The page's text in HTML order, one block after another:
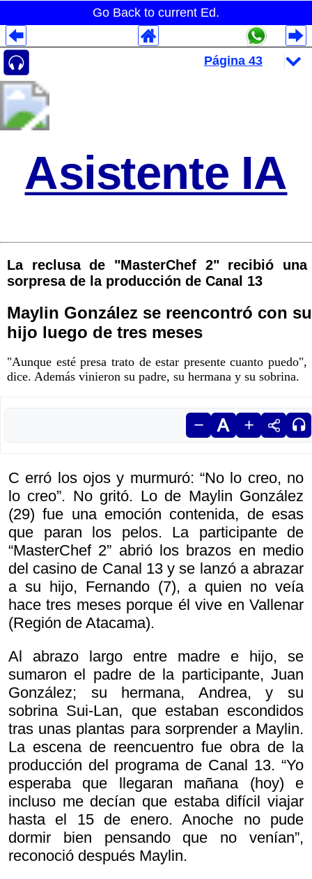
Go Back to current Ed.
Asistente IA
La reclusa de "MasterChef 2" recibió una
sorpresa de la producción de Canal 13
Maylin González se reencontró con su
hijo luego de tres meses
"Aunque esté presa trato de estar presente cuanto puedo",
dice. Además vinieron su padre, su hermana y su sobrina.
C erró los ojos y murmuró: “No lo creo, no
lo creo”. No gritó. Lo de Maylin González
(29) fue una emoción contenida, de esas
que paran los pelos. La participante de
“MasterChef 2” abrió los brazos en medio
del casino de Canal 13 y se lanzó a abrazar
a su hijo, Fernando (7), a quien no veía
hace tres meses porque él vive en Vallenar
(Región de Atacama).
Al abrazo largo entre madre e hijo, se
sumaron el padre de la participante, Juan
González; su hermana, Andrea, y su
sobrina Sui-Lan, que estaban escondidos
tras unas plantas para sorprender a Maylin.
La escena de reencuentro fue obra de la
producción del programa de Canal 13. “Yo
esperaba que llegaran mañana (hoy) e
incluso me decían que estaba difícil viajar
hasta el 15 de enero. Anoche no pude
dormir bien pensando que no venían”,
reconoció después Maylin.
Despliegues Analytics
Despliegues Totales
Despliegues por Rubros